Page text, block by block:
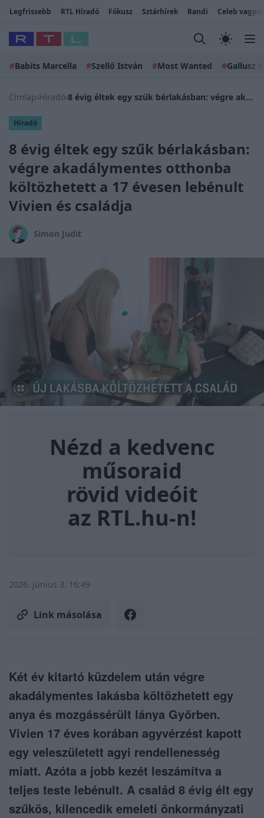
Legfrissebb RTL Híradó Fókusz Sztárhírek Randi Celeb
#Babits Marcella #Szellő István #Most Wanted #Gallusz
Címlap›Híradó› 8 évig éltek egy szűk bérlakásban: végre akadálymentes otthonba költözhetett a 17 évesen lebénult Vivien és családja
Híradó
8 évig éltek egy szűk bérlakásban:
végre akadálymentes otthonba
költözhetett a 17 évesen lebénult
Vivien és családja
Simon Judit
Nézd a kedvenc
műsoraid
rövid videóit
az RTL.hu-n!
2026. június 3. 16:49
Link másolása
Két év kitartó küzdelem után végre
akadálymentes lakásba költözhetett egy
anya és mozgássérült lánya Győrben.
Vivien 17 éves korában agyvérzést kapott
egy veleszületett agyi rendellenesség
miatt. Azóta a jobb kezét leszámítva a
teljes teste lebénult. A család 8 évig élt egy
szűkös, kilencedik emeleti önkormányzati